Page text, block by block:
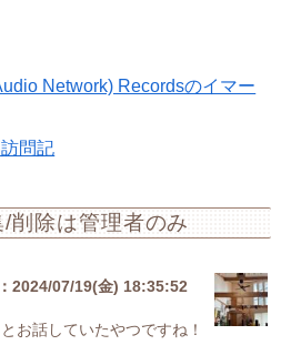
Network) Recordsのイマー
問記
除は管理者のみ
2024/07/19(金) 18:35:52
お話していたやつですね！